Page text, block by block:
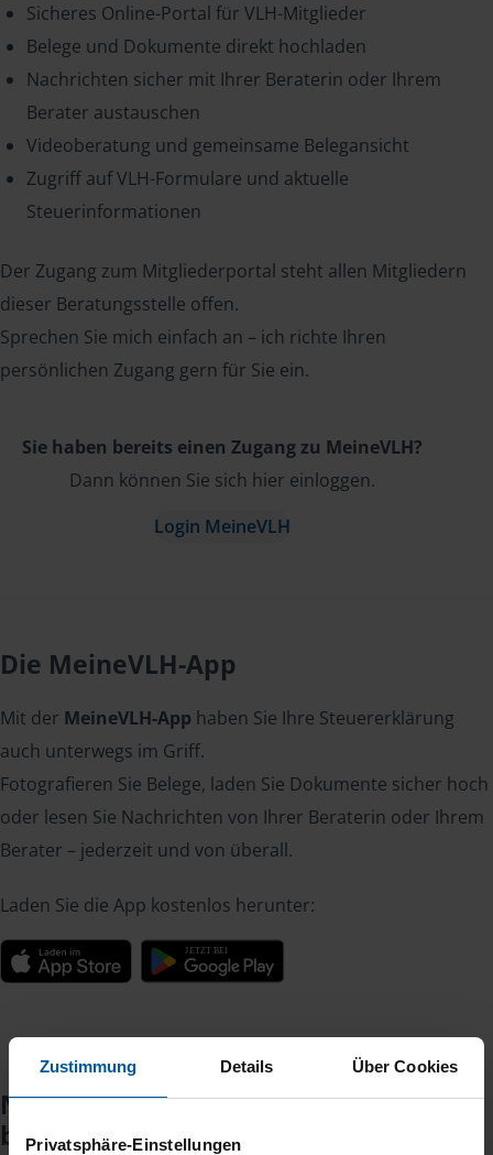
Zustimmung Details Über Cookies
Privatsphäre-Einstellungen
Sicheres Online-Portal für VLH-Mitglieder
Belege und Dokumente direkt hochladen
Nachrichten sicher mit Ihrer Beraterin oder Ihrem
Berater austauschen
Videoberatung und gemeinsame Belegansicht
Zugriff auf VLH-Formulare und aktuelle
Steuerinformationen
Der Zugang zum Mitgliederportal steht allen Mitgliedern
dieser Beratungsstelle offen.
Sprechen Sie mich einfach an – ich richte Ihren
persönlichen Zugang gern für Sie ein.
Sie haben bereits einen Zugang zu MeineVLH?
Dann können Sie sich hier einloggen.
Login MeineVLH
Die MeineVLH-App
Mit der MeineVLH-App haben Sie Ihre Steuererklärung
auch unterwegs im Griff.
Fotografieren Sie Belege, laden Sie Dokumente sicher hoch
oder lesen Sie Nachrichten von Ihrer Beraterin oder Ihrem
Berater – jederzeit und von überall.
Laden Sie die App kostenlos herunter:
Noch keinen Zugang? So einfach
beantragen Sie ihn.